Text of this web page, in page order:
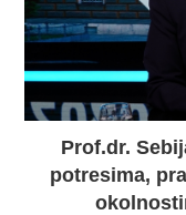
Prof.dr.
potresima,